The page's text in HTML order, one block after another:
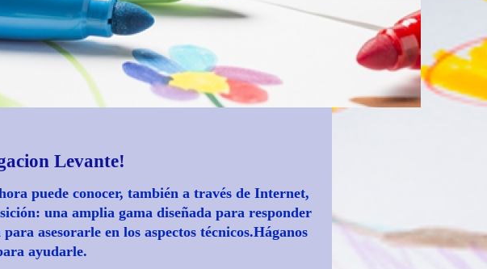
Levante!
puede conocer, también a través de Internet,
una amplia gama diseñada para responder
asesorarle en los aspectos técnicos.Háganos
ayudarle.